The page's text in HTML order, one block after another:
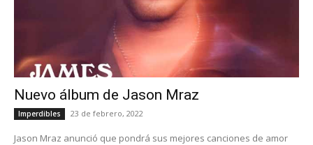
Nuevo álbum de Jason Mraz
Imperdibles 23 de febrero, 2022
Jason Mraz anunció que pondrá sus mejores canciones de amor